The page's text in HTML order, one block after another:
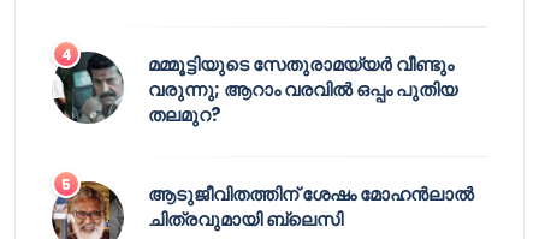
മമ്മൂട്ടിയുടെ സേതുരാമയ്യർ വീണ്ടും
വരുന്നു; ആറാം വരവിൽ ഒപ്പം പുതിയ
തലമുറ?
ആടുജീവിതത്തിന് ശേഷം മോഹൻലാൽ
ചിത്രവുമായി ബ്ലെസി